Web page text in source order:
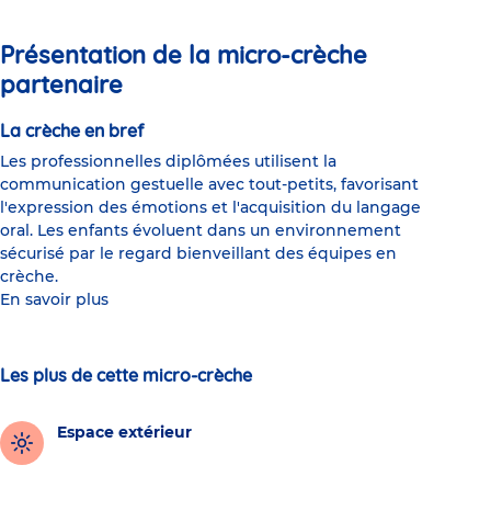
Présentation de la micro-crèche
partenaire
La crèche en bref
Les professionnelles diplômées utilisent la
communication gestuelle avec tout-petits, favorisant
l'expression des émotions et l'acquisition du langage
oral. Les enfants évoluent dans un environnement
sécurisé par le regard bienveillant des équipes en
crèche.
En savoir plus
Les plus de cette micro-crèche
Espace extérieur